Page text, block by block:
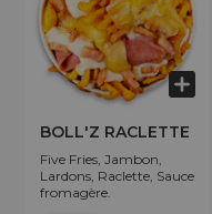
BOLL'Z RACLETTE
Five Fries, Jambon,
Lardons, Raclette, Sauce
fromagère.